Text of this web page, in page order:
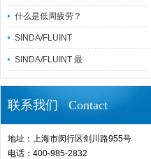
什么是低周疲劳？
SINDA/FLUINT
SINDA/FLUINT 最
联系我们 Contact
地址：上海市闵行区剑川路955号
电话：400-985-2832